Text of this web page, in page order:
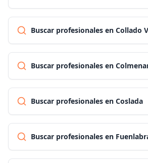
Buscar profesionales en Collado
Buscar profesionales en
Buscar profesionales en Coslada
Buscar profesionales en